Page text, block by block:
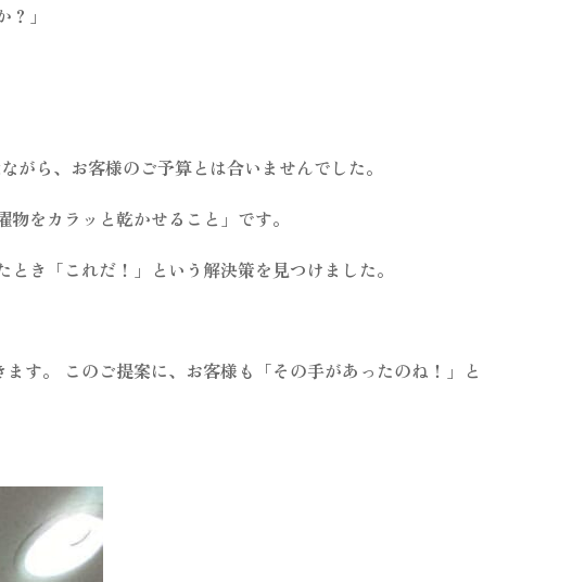
」
ら、お客様のご予算とは合いませんでした。
をカラッと乾かせること」です。
き「これだ！」という解決策を見つけました。
す。 このご提案に、お客様も「その手があったのね！」と